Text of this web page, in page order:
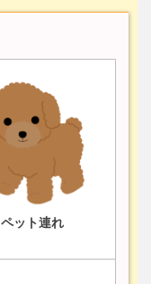
ペット連れ